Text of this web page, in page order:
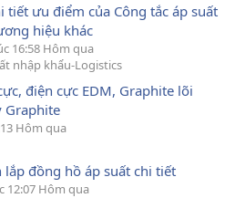
tiết ưu điểm của Công tắc áp suất
hiệu khác
16:58 Hôm qua
nhập khẩu-Logistics
điện cực EDM, Graphite lõi
Graphite
Hôm qua
lắp đồng hồ áp suất chi tiết
12:07 Hôm qua